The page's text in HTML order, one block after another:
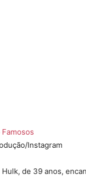
Famosos
Instagram
Hulk, de 39 anos,